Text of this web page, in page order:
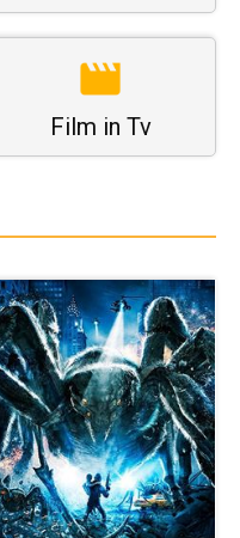
Film in Tv